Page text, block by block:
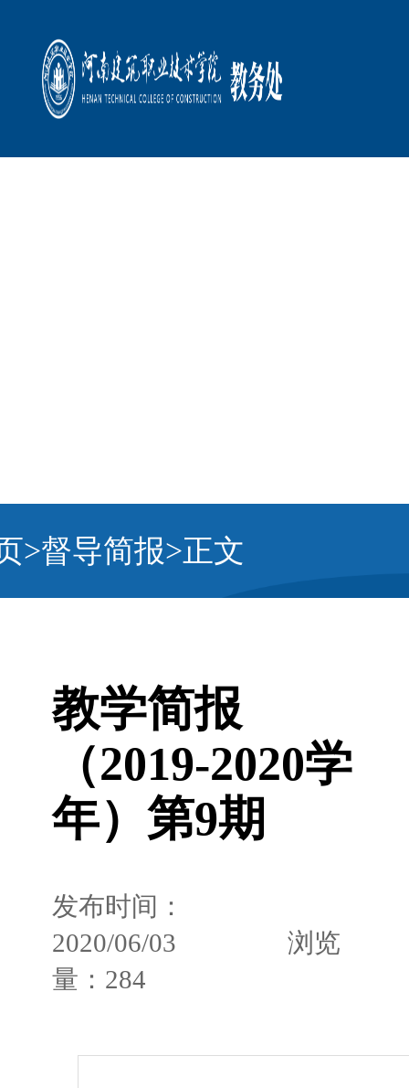
>督导简报>正文
教学简报
（2019-2020学
年）第9期
发布时间：
2020/06/03
浏览
量： 284